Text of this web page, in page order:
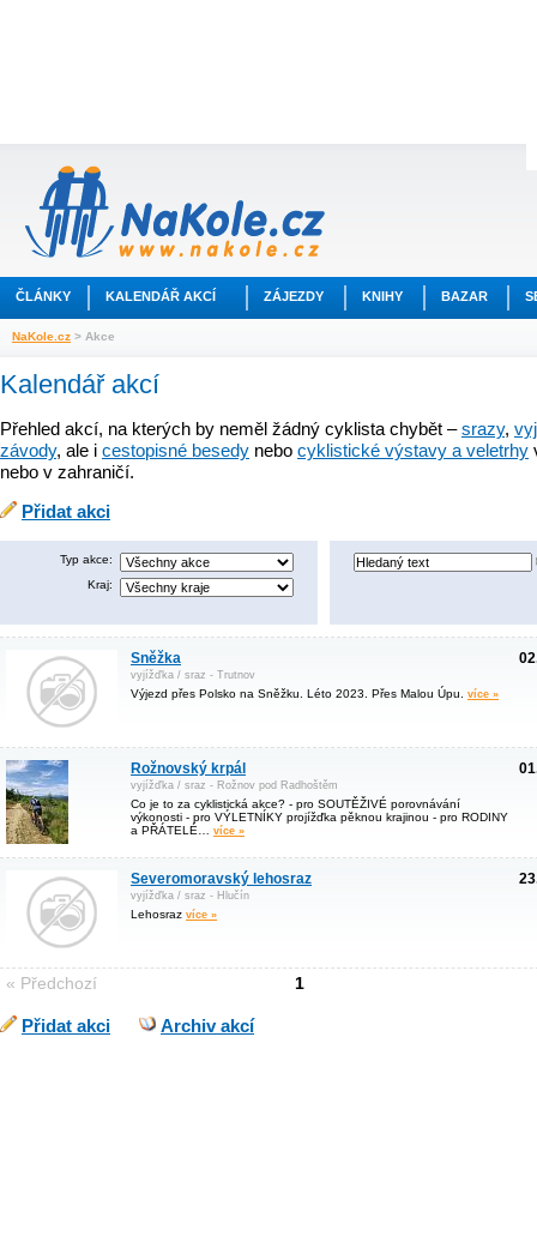
ČLÁNKY KALENDÁŘ AKCÍ ZÁJEZDY KNIHY BAZAR
NaKole.cz > Akce
Kalendář akcí
Přehled akcí, na kterých by neměl žádný cyklista chybět –srazy,
závody, ale i cestopisné besedy nebo cyklistické výstavy a veletrhy
nebo v zahraničí.
Přidat akci
Typ akce:
Kraj:
Sněžka
vyjížďka / sraz - Trutnov
Výjezd přes Polsko na Sněžku. Léto 2023. Přes Malou Úpu. více »
Rožnovský krpál
vyjížďka / sraz - Rožnov pod Radhoštěm
Co je to za cyklistická akce? - pro SOUTĚŽIVÉ porovnávání
výkonosti - pro VÝLETNÍKY projížďka pěknou krajinou - pro RODINY
a PŘÁTELÉ… více »
Severomoravský lehosraz
vyjížďka / sraz - Hlučín
Lehosraz více »
« Předchozí 1
Přidat akci Archiv akcí